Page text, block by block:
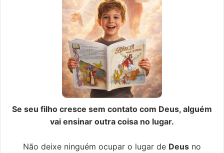
Se seu filho cresce sem contato com Deus, alguém
vai ensinar outra coisa no lugar.
Não deixe ninguém ocupar o lugar de Deus no